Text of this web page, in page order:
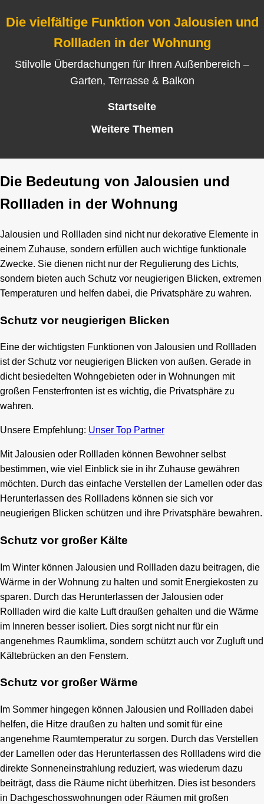
Die vielfältige Funktion von Jalousien und
Rollladen in der Wohnung
Stilvolle Überdachungen für Ihren Außenbereich –
Garten, Terrasse & Balkon
Startseite
Weitere Themen
Die Bedeutung von Jalousien und
Rollladen in der Wohnung
Jalousien und Rollladen sind nicht nur dekorative Elemente in
einem Zuhause, sondern erfüllen auch wichtige funktionale
Zwecke. Sie dienen nicht nur der Regulierung des Lichts,
sondern bieten auch Schutz vor neugierigen Blicken, extremen
Temperaturen und helfen dabei, die Privatsphäre zu wahren.
Schutz vor neugierigen Blicken
Eine der wichtigsten Funktionen von Jalousien und Rollladen
ist der Schutz vor neugierigen Blicken von außen. Gerade in
dicht besiedelten Wohngebieten oder in Wohnungen mit
großen Fensterfronten ist es wichtig, die Privatsphäre zu
wahren.
Unsere Empfehlung: Unser Top Partner
Mit Jalousien oder Rollladen können Bewohner selbst
bestimmen, wie viel Einblick sie in ihr Zuhause gewähren
möchten. Durch das einfache Verstellen der Lamellen oder das
Herunterlassen des Rollladens können sie sich vor
neugierigen Blicken schützen und ihre Privatsphäre bewahren.
Schutz vor großer Kälte
Im Winter können Jalousien und Rollladen dazu beitragen, die
Wärme in der Wohnung zu halten und somit Energiekosten zu
sparen. Durch das Herunterlassen der Jalousien oder
Rollladen wird die kalte Luft draußen gehalten und die Wärme
im Inneren besser isoliert. Dies sorgt nicht nur für ein
angenehmes Raumklima, sondern schützt auch vor Zugluft und
Kältebrücken an den Fenstern.
Schutz vor großer Wärme
Im Sommer hingegen können Jalousien und Rollladen dabei
helfen, die Hitze draußen zu halten und somit für eine
angenehme Raumtemperatur zu sorgen. Durch das Verstellen
der Lamellen oder das Herunterlassen des Rollladens wird die
direkte Sonneneinstrahlung reduziert, was wiederum dazu
beiträgt, dass die Räume nicht überhitzen. Dies ist besonders
in Dachgeschosswohnungen oder Räumen mit großen